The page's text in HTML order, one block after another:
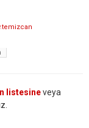
listesineveya